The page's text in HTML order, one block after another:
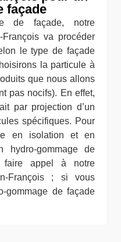
façade
de façade, notre
va procéder
le type de façade
la particule à
que nous allons
pas nocifs). En effet,
par projection d’un
spécifiques. Pour
en isolation et en
hydro-gommage de
faire appel à notre
François ; si vous
gommage de façade